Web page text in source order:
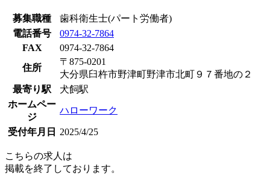
募集職種
歯科衛生士(パート労働者)
電話番号
0974-32-7864
FAX
0974-32-7864
住所
〒875-0201
大分県臼杵市野津町野津市北町９７番地の２
最寄り駅
犬飼駅
ホームペー
ジ
ハローワーク
受付年月日 2025/4/25
こちらの求人は
掲載を終了しております。